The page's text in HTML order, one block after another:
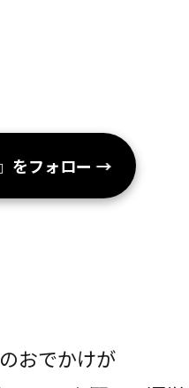
をフォロー →
おでかけが